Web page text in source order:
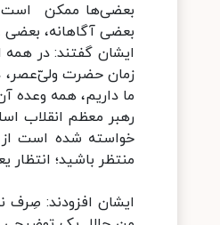
بعضی‌ها ممکن است
بعضی آگاهانه، بعضی
ایشان گفتند: در همه‌
زمان حضرت ولیّ‌عصر،
ما داریم، همه وعده‌
رهبر معظم انقلاب
خواسته شده است از
منتظر باشید؛ انتظار
ایشان افزودند: صِرف